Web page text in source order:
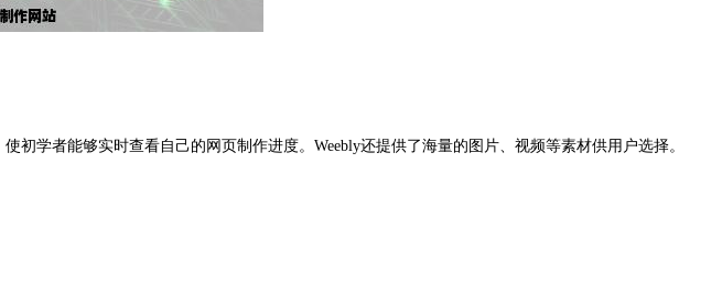
学者能够实时查看自己的网页制作进度。Weebly还提供了海量的图片、视频等素材供用户选择。